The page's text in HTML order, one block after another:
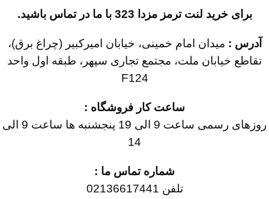
برای خرید لنت ترمز مزدا 323 با ما در تماس باشید.
آدرس : میدان امام خمینی، خیابان امیرکبیر (چراغ برق)،
تقاطع خیابان ملت، مجتمع تجاری سپهر، طبقه اول واحد
F124
ساعت کار فروشگاه :
روزهای رسمی ساعت 9 الی 19 پنجشنبه ها ساعت 9 الی
14
شماره تماس ما :
تلفن 02136617441